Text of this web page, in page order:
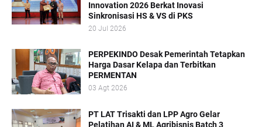
Innovation 2026 Berkat Inovasi
Sinkronisasi HS & VS di PKS
20 Jul 2026
PERPEKINDO Desak Pemerintah Tetapkan
Harga Dasar Kelapa dan Terbitkan
PERMENTAN
03 Agt 2026
PT LAT Trisakti dan LPP Agro Gelar
Pelatihan AI & ML Agribisnis Batch 3